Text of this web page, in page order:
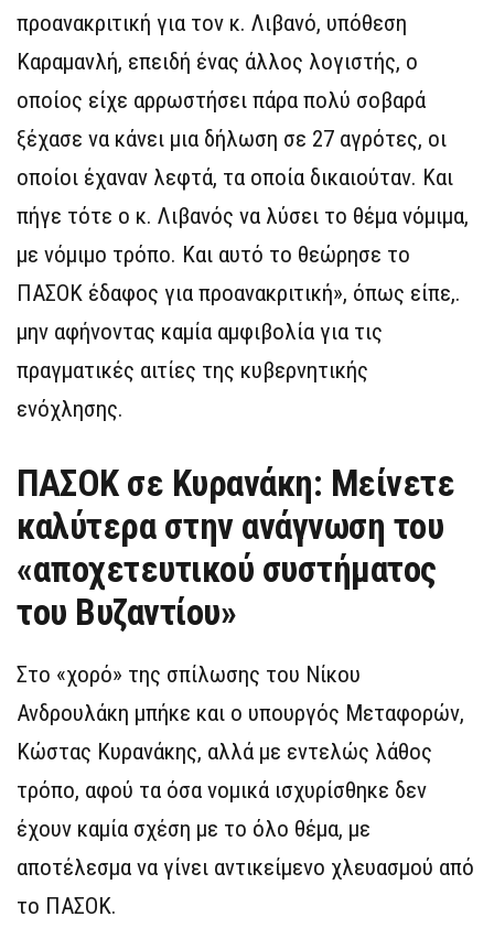
προανακριτική για τον κ. Λιβανό, υπόθεση
Καραμανλή, επειδή ένας άλλος λογιστής, ο
οποίος είχε αρρωστήσει πάρα πολύ σοβαρά
ξέχασε να κάνει μια δήλωση σε 27 αγρότες, οι
οποίοι έχαναν λεφτά, τα οποία δικαιούταν. Και
πήγε τότε ο κ. Λιβανός να λύσει το θέμα νόμιμα,
με νόμιμο τρόπο. Και αυτό το θεώρησε το
ΠΑΣΟΚ έδαφος για προανακριτική», όπως είπε,.
μην αφήνοντας καμία αμφιβολία για τις
πραγματικές αιτίες της κυβερνητικής
ενόχλησης.
ΠΑΣΟΚ σε Κυρανάκη: Μείνετε
καλύτερα στην ανάγνωση του
«αποχετευτικού συστήματος
του Βυζαντίου»
Στο «χορό» της σπίλωσης του Νίκου
Ανδρουλάκη μπήκε και ο υπουργός Μεταφορών,
Κώστας Κυρανάκης, αλλά με εντελώς λάθος
τρόπο, αφού τα όσα νομικά ισχυρίσθηκε δεν
έχουν καμία σχέση με το όλο θέμα, με
αποτέλεσμα να γίνει αντικείμενο χλευασμού από
το ΠΑΣΟΚ.